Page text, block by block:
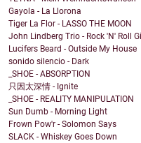
Gayola - La Llorona
Tiger La Flor - LASSO THE MOON
John Lindberg Trio - Rock 'N' Roll
Lucifers Beard - Outside My House
sonido silencio - Dark
_SHOE - ABSORPTION
只因太深情 - Ignite
_SHOE - REALITY MANIPULATION
Sun Dumb - Morning Light
Frown Pow'r - Solomon Says
SLACK - Whiskey Goes Down